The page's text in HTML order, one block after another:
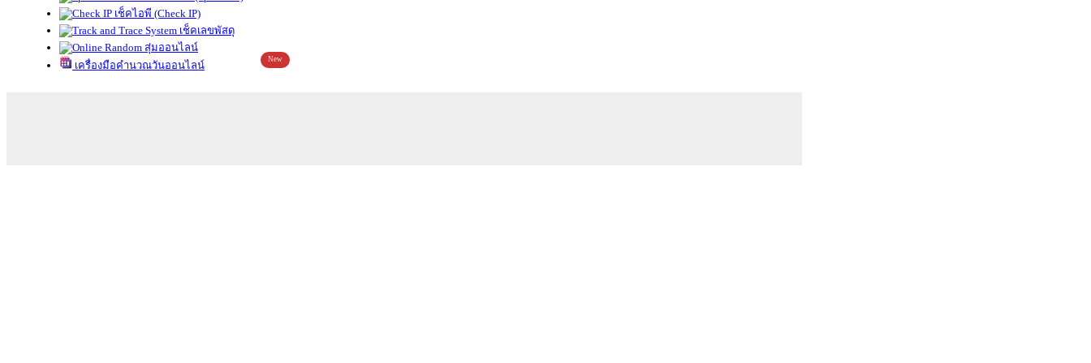
เช็คไอพี (Check IP)
เช็คเลขพัสดุ
สุ่มออนไลน์
เครื่องมือคำนวณวันออนไลน์
New